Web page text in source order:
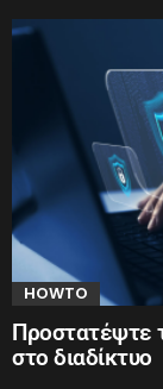
HOWTO
Προστατέψτε
στο διαδίκτυο